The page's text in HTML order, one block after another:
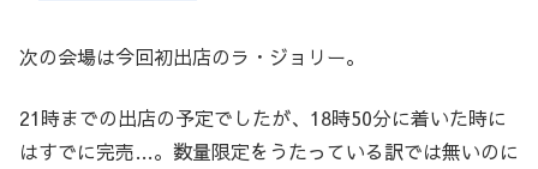
次の会場は今回初出店のラ・ジョリー。
21時までの出店の予定でしたが、18時50分に着いた時に
はすでに完売…。数量限定をうたっている訳では無いのに